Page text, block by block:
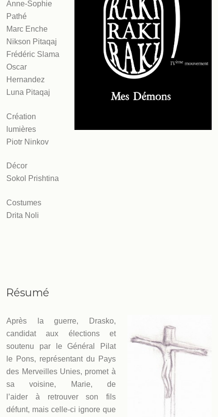
Anne-Sophie
Pathé
Marc Enche
Nikson Pitaqaj
Frédéric Slama
Oscar
Hernandez
Luna Pitaqaj
Création
lumières
Piotr Ninkov
Décor
Sokol Prishtina
Costumes
Drita Noli
Résumé
Après la guerre, Drasko,
candidat aux élections et
soutenu par le Général Pilat
le Pons, représentant du Pays
des Merveilles Unies, promet à
sa voisine, Marie, de
l’aider à retrouver son fils
défunt, mais celle-ci ignore que